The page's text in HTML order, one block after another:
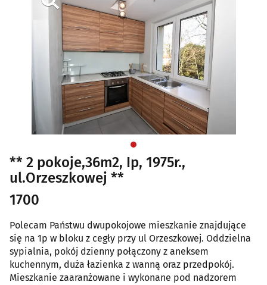
** 2 pokoje,36m2, Ip, 1975r.,
ul.Orzeszkowej **
1700
Polecam Państwu dwupokojowe mieszkanie znajdujące
się na 1p w bloku z cegły przy ul Orzeszkowej. Oddzielna
sypialnia, pokój dzienny połączony z aneksem
kuchennym, duża łazienka z wanną oraz przedpokój.
Mieszkanie zaaranżowane i wykonane pod nadzorem